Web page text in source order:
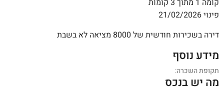
פינוי 21/02/2026
דירה בשכירות חודשית של 8000 מציאה לא בשבת
מידע נוסף
תקופת השכרה:
מה יש בנכס